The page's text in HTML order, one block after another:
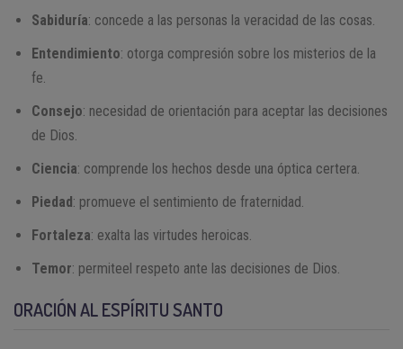
Sabiduría: concede a las personas la veracidad de las cosas.
Entendimiento: otorga compresión sobre los misterios de la
fe.
Consejo: necesidad de orientación para aceptar las decisiones
de Dios.
Ciencia: comprende los hechos desde una óptica certera.
Piedad: promueve el sentimiento de fraternidad.
Fortaleza: exalta las virtudes heroicas.
Temor: permiteel respeto ante las decisiones de Dios.
ORACIÓN AL ESPÍRITU SANTO